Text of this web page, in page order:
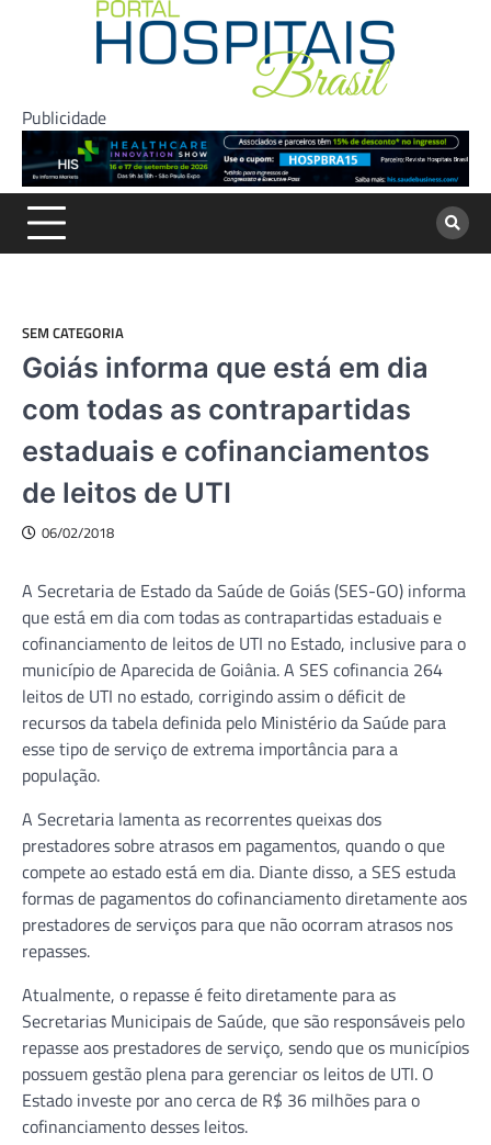
Publicidade
SEM CATEGORIA
Goiás informa que está em dia
com todas as contrapartidas
estaduais e cofinanciamentos
de leitos de UTI
06/02/2018
A Secretaria de Estado da Saúde de Goiás (SES-GO) informa
que está em dia com todas as contrapartidas estaduais e
cofinanciamento de leitos de UTI no Estado, inclusive para o
município de Aparecida de Goiânia. A SES cofinancia 264
leitos de UTI no estado, corrigindo assim o déficit de
recursos da tabela definida pelo Ministério da Saúde para
esse tipo de serviço de extrema importância para a
população.
A Secretaria lamenta as recorrentes queixas dos
prestadores sobre atrasos em pagamentos, quando o que
compete ao estado está em dia. Diante disso, a SES estuda
formas de pagamentos do cofinanciamento diretamente aos
prestadores de serviços para que não ocorram atrasos nos
repasses.
Atualmente, o repasse é feito diretamente para as
Secretarias Municipais de Saúde, que são responsáveis pelo
repasse aos prestadores de serviço, sendo que os municípios
possuem gestão plena para gerenciar os leitos de UTI. O
Estado investe por ano cerca de R$ 36 milhões para o
cofinanciamento desses leitos.